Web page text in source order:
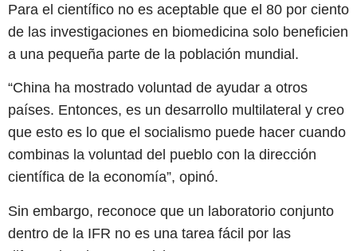
Para el científico no es aceptable que el 80 por ciento
de las investigaciones en biomedicina solo beneficien
a una pequeña parte de la población mundial.
“China ha mostrado voluntad de ayudar a otros
países. Entonces, es un desarrollo multilateral y creo
que esto es lo que el socialismo puede hacer cuando
combinas la voluntad del pueblo con la dirección
científica de la economía”, opinó.
Sin embargo, reconoce que un laboratorio conjunto
dentro de la IFR no es una tarea fácil por las